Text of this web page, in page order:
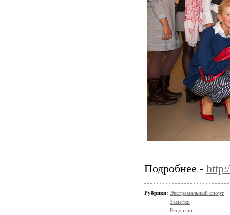
Подробнее -
Рубрики: Экстремальный спорт
Заметки
Рецензии